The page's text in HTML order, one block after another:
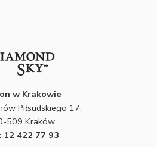
w Krakowie
Piłsudskiego 17,
509 Kraków
12 422 77 93